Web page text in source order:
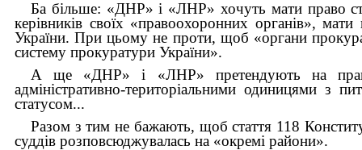
Ба більше: «ДНР» і «ЛНР» хочуть мати право
керівників своїх «правоохоронних органів»,
України. При цьому не проти, щоб «органи
систему прокуратури України».
А ще «ДНР» і «ЛНР» претендують на
адміністративно-територіальними одиницями з
статусом...
Разом з тим не бажають, щоб стаття 118
суддів розповсюджувалась на «окремі райони».